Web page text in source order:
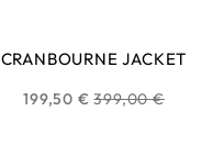
CRANBOURNE JACKET
199,50 € Prix
399,00 €